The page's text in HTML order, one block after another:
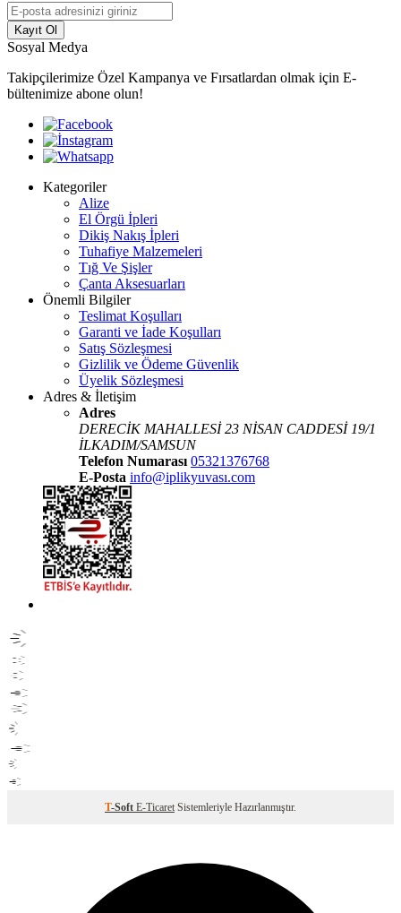
Kayıt Ol
Sosyal Medya
Takipçilerimize Özel Kampanya ve Fırsatlardan olmak için E-
bültenimize abone olun!
Kategoriler
Alize
El Örgü İpleri
Dikiş Nakış İpleri
Tuhafiye Malzemeleri
Tığ Ve Şişler
Çanta Aksesuarları
Önemli Bilgiler
Teslimat Koşulları
Garanti ve İade Koşulları
Satış Sözleşmesi
Gizlilik ve Ödeme Güvenlik
Üyelik Sözleşmesi
Adres & İletişim
Adres
DERECİK MAHALLESİ 23 NİSAN CADDESİ 19/1
İLKADIM/SAMSUN
Telefon Numarası 05321376768
E-Posta info@iplikyuvası.com
T-Soft E-Ticaret Sistemleriyle Hazırlanmıştır.